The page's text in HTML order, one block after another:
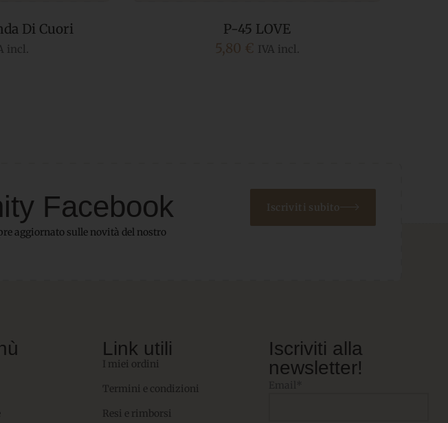
Di Cuori
incl.
P-45 LOVE
5,80 € IVA incl.
Facebook
aggiornato sulle novità del nostro
Iscriviti subito
Link utili
I miei ordini
Termini e condizioni
Resi e rimborsi
Iscriviti alla
newsletter!